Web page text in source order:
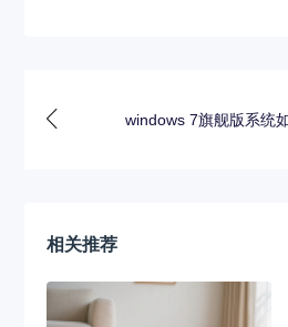
windows 7旗舰版系统
相关推荐